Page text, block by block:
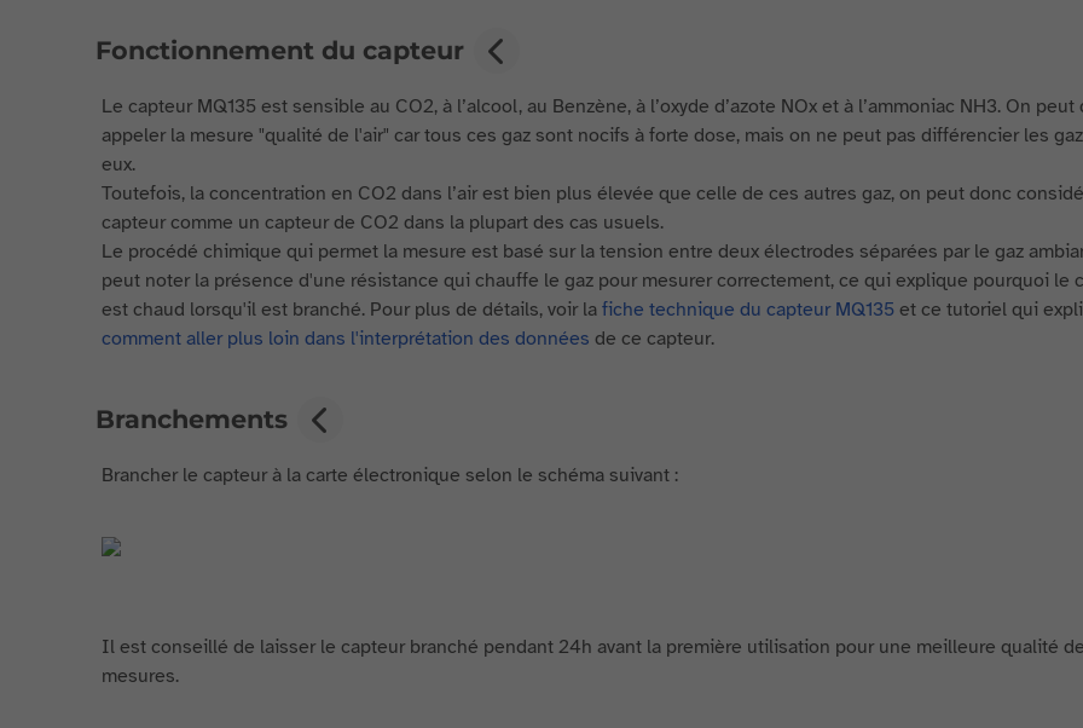
Fonctionnement du capteur
Le capteur MQ135 est sensible au CO2, à l’alcool, au Benzène, à l’oxyde d’azote NOx et à l’ammoniac NH3. On peut
appeler la mesure "qualité de l'air" car tous ces gaz sont nocifs à forte dose, mais on ne peut pas différencier les
eux.
Toutefois, la concentration en CO2 dans l’air est bien plus élevée que celle de ces autres gaz, on peut donc
capteur comme un capteur de CO2 dans la plupart des cas usuels.
Le procédé chimique qui permet la mesure est basé sur la tension entre deux électrodes séparées par le gaz
peut noter la présence d'une résistance qui chauffe le gaz pour mesurer correctement, ce qui explique pourquoi le
est chaud lorsqu'il est branché. Pour plus de détails, voir lafiche technique du capteur MQ135 et ce tutoriel qui
comment aller plus loin dans l'interprétation des données de ce capteur.
Branchements
Brancher le capteur à la carte électronique selon le schéma suivant :
Il est conseillé de laisser le capteur branché pendant 24h avant la première utilisation pour une meilleure qualité de
mesures.